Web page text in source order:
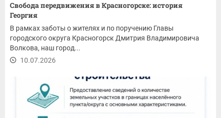
Свобода передвижения в Красногорске: история
Георгия
В рамках заботы о жителях и по поручению Главы
городского округа Красногорск Дмитрия Владимировича
Волкова, наш город...
10.07.2026